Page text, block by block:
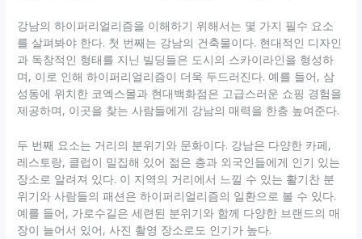
강남의 하이퍼리얼리즘을 이해하기 위해서는 몇 가지 필수 요소
를 살펴봐야 한다. 첫 번째는 강남의 건축물이다. 현대적인 디자인
과 독창적인 형태를 지닌 빌딩들은 도시의 스카이라인을 형성하
며, 이로 인해 하이퍼리얼리즘이 더욱 두드러진다. 예를 들어, 삼
성동에 위치한 코엑스몰과 현대백화점은 고급스러운 쇼핑 경험을
제공하며, 이곳을 찾는 사람들에게 강남의 매력을 한층 높여준다.
두 번째 요소는 거리의 분위기와 문화이다. 강남은 다양한 카페,
레스토랑, 클럽이 밀집해 있어 젊은 층과 외국인들에게 인기 있는
장소로 알려져 있다. 이 지역의 거리에서 느낄 수 있는 활기찬 분
위기와 사람들의 패션은 하이퍼리얼리즘의 일환으로 볼 수 있다.
예를 들어, 가로수길은 세련된 분위기와 함께 다양한 브랜드의 매
장이 늘어서 있어, 사진 촬영 장소로도 인기가 높다.